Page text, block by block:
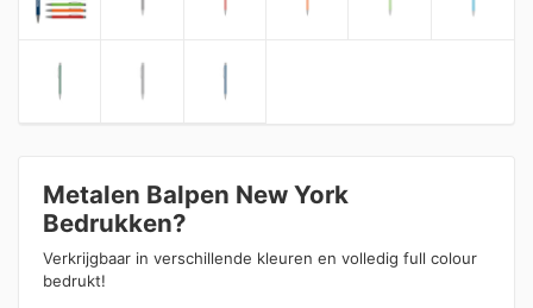
Metalen Balpen New York
Bedrukken?
Verkrijgbaar in verschillende kleuren en volledig full colour
bedrukt!